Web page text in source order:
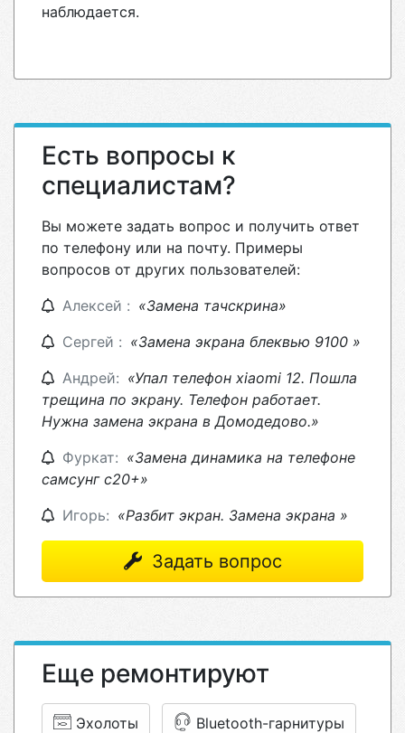
наблюдается.
Есть вопросы к
специалистам?
Вы можете задать вопрос и получить ответ
по телефону или на почту. Примеры
вопросов от других пользователей:
Алексей : «Замена тачскрина»
Сергей : «Замена экрана блеквью 9100 »
Андрей: «Упал телефон xiaomi 12. Пошла
трещина по экрану. Телефон работает.
Нужна замена экрана в Домодедово.»
Фуркат: «Замена динамика на телефоне
самсунг с20+»
Игорь: «Разбит экран. Замена экрана »
Задать вопрос
Еще ремонтируют
Эхолоты Bluetooth-гарнитуры